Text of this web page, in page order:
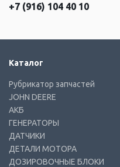
+7 (916) 104 40 10
Каталог
Рубрикатор запчастей
JOHN DEERE
АКБ
ГЕНЕРАТОРЫ
ДАТЧИКИ
ДЕТАЛИ МОТОРА
ДОЗИРОВОЧНЫЕ БЛОКИ